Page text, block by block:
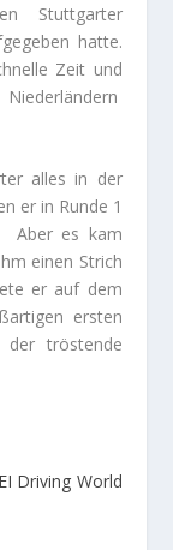
Stuttgarter
hatte.
Zeit und
alles in der
er in Runde 1
Aber es kam
einen Strich
er auf dem
ersten
tröstende
Driving World